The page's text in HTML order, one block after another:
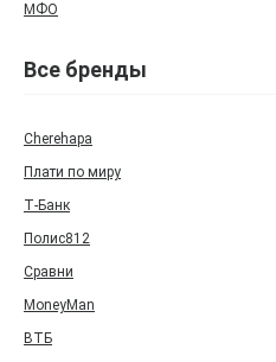
МФО
Все бренды
Cherehapa
Плати по миру
Т‑Банк
Полис812
Сравни
MoneyMan
ВТБ